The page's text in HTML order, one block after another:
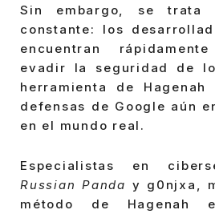
Sin embargo, se trata
constante: los
encuentran
evadir la seguridad de
herramienta de
defensas de Google aún
en el mundo real.
Especialistas en
Russian Panda y g0njxa,
método de Hagenah